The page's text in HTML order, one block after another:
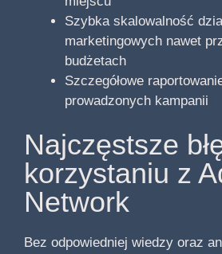
Szybka skalowalność
marketingowych nawet
budżetach
Szczegółowe
prowadzonych kampanii
Najczęstsze
korzystaniu z
Network
Bez odpowiedniej wiedzy oraz